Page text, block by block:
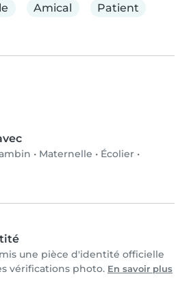
Amical Patient
• Maternelle • Écolier •
une pièce d'identité officielle
vérifications photo. En savoir plus